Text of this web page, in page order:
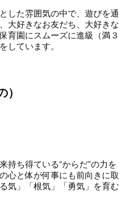
した雰囲気の中で、遊びを通
大好きなお友だち、大好きな
育園にスムーズに進級（満３
しています。
持ち得ている“からだ”の力を
心と体が何事にも前向きに取
気」「根気」「勇気」を育む